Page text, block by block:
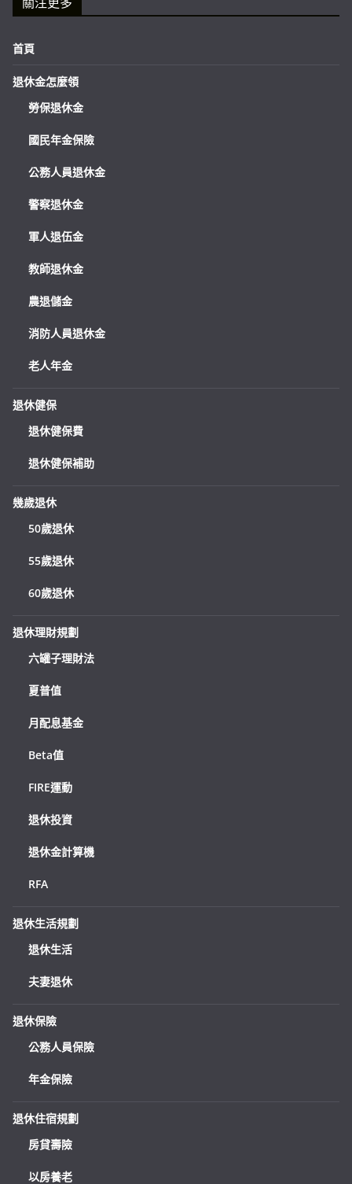
首頁
退休金怎麼領
勞保退休金
國民年金保險
公務人員退休金
警察退休金
軍人退伍金
教師退休金
農退儲金
消防人員退休金
老人年金
退休健保
退休健保費
退休健保補助
幾歲退休
50歲退休
55歲退休
60歲退休
退休理財規劃
六罐子理財法
夏普值
月配息基金
Beta值
FIRE運動
退休投資
退休金計算機
RFA
退休生活規劃
退休生活
夫妻退休
退休保險
公務人員保險
年金保險
退休住宿規劃
房貸壽險
以房養老